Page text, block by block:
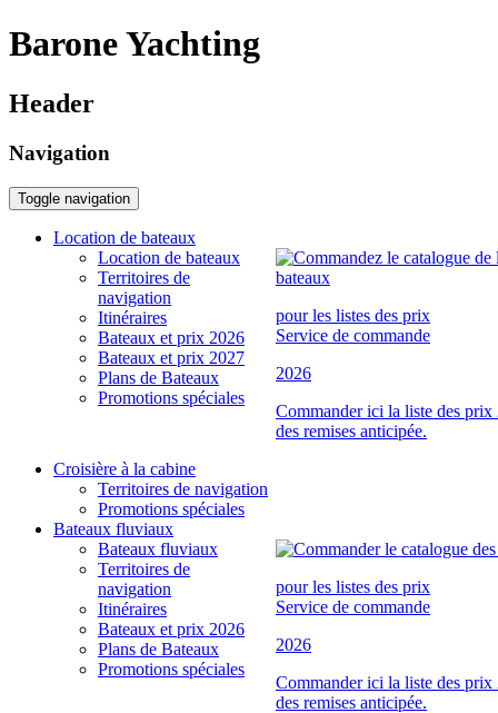
Barone Yachting
Header
Navigation
Toggle navigation
Location de bateaux
Location de bateaux
Territoires de
navigation
Itinéraires
Bateaux et prix 2026
Bateaux et prix 2027
Plans de Bateaux
Promotions spéciales
pour les listes des prix
Service de commande
2026
Commander ici la liste des prix
des remises anticipée.
Croisière à la cabine
Territoires de navigation
Promotions spéciales
Bateaux fluviaux
Bateaux fluviaux
Territoires de
navigation
Itinéraires
Bateaux et prix 2026
Plans de Bateaux
Promotions spéciales
pour les listes des prix
Service de commande
2026
Commander ici la liste des prix
des remises anticipée.